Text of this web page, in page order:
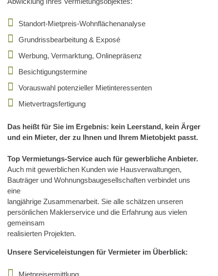
Standort-Mietpreis-Wohnflächenanalyse
Grundrissbearbeitung & Exposé
Werbung, Vermarktung, Onlinepräsenz
Besichtigungstermine
Vorauswahl potenzieller Mietinteressenten
Mietvertragsfertigung
Das heißt für Sie im Ergebnis: kein Leerstand, kein Ärger
und ein Mieter, der zu Ihnen und Ihrem Mietobjekt passt.
Top Vermietungs-Service auch für gewerbliche Anbieter.
Auch mit gewerblichen Kunden wie Hausverwaltungen,
Bauträger und Wohnungsbaugesellschaften verbindet uns
eine
langjährige Zusammenarbeit. Sie alle schätzen unseren
persönlichen Maklerservice und die Erfahrung aus vielen
gemeinsam
realisierten Projekten.
Unsere Serviceleistungen für Vermieter im Überblick: